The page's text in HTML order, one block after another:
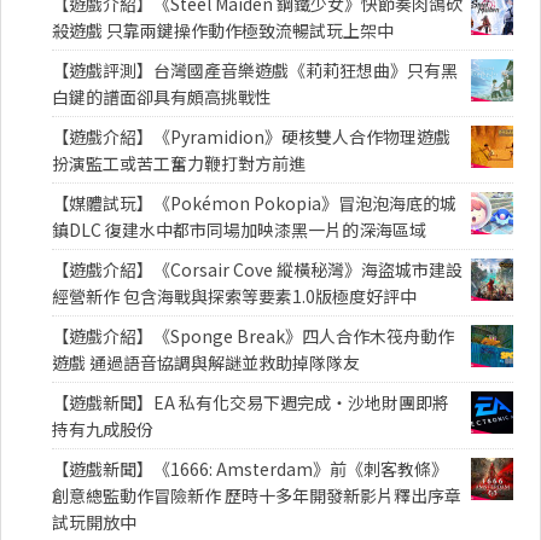
殺遊戲 只靠兩鍵操作動作極致流暢試玩上架中
【遊戲評測】台灣國產音樂遊戲《莉莉狂想曲》只有黑
白鍵的譜面卻具有頗高挑戰性
【遊戲介紹】《Pyramidion》硬核雙人合作物理遊戲
扮演監工或苦工奮力鞭打對方前進
【媒體試玩】《Pokémon Pokopia》冒泡泡海底的城
鎮DLC 復建水中都市同場加映漆黑一片的深海區域
【遊戲介紹】《Corsair Cove 縱橫秘灣》海盜城市建設
經營新作 包含海戰與探索等要素1.0版極度好評中
【遊戲介紹】《Sponge Break》四人合作木筏舟動作
遊戲 通過語音協調與解謎並救助掉隊隊友
【遊戲新聞】EA 私有化交易下週完成・沙地財團即將
持有九成股份
【遊戲新聞】《1666: Amsterdam》前《刺客教條》
創意總監動作冒險新作 歷時十多年開發新影片釋出序章
試玩開放中